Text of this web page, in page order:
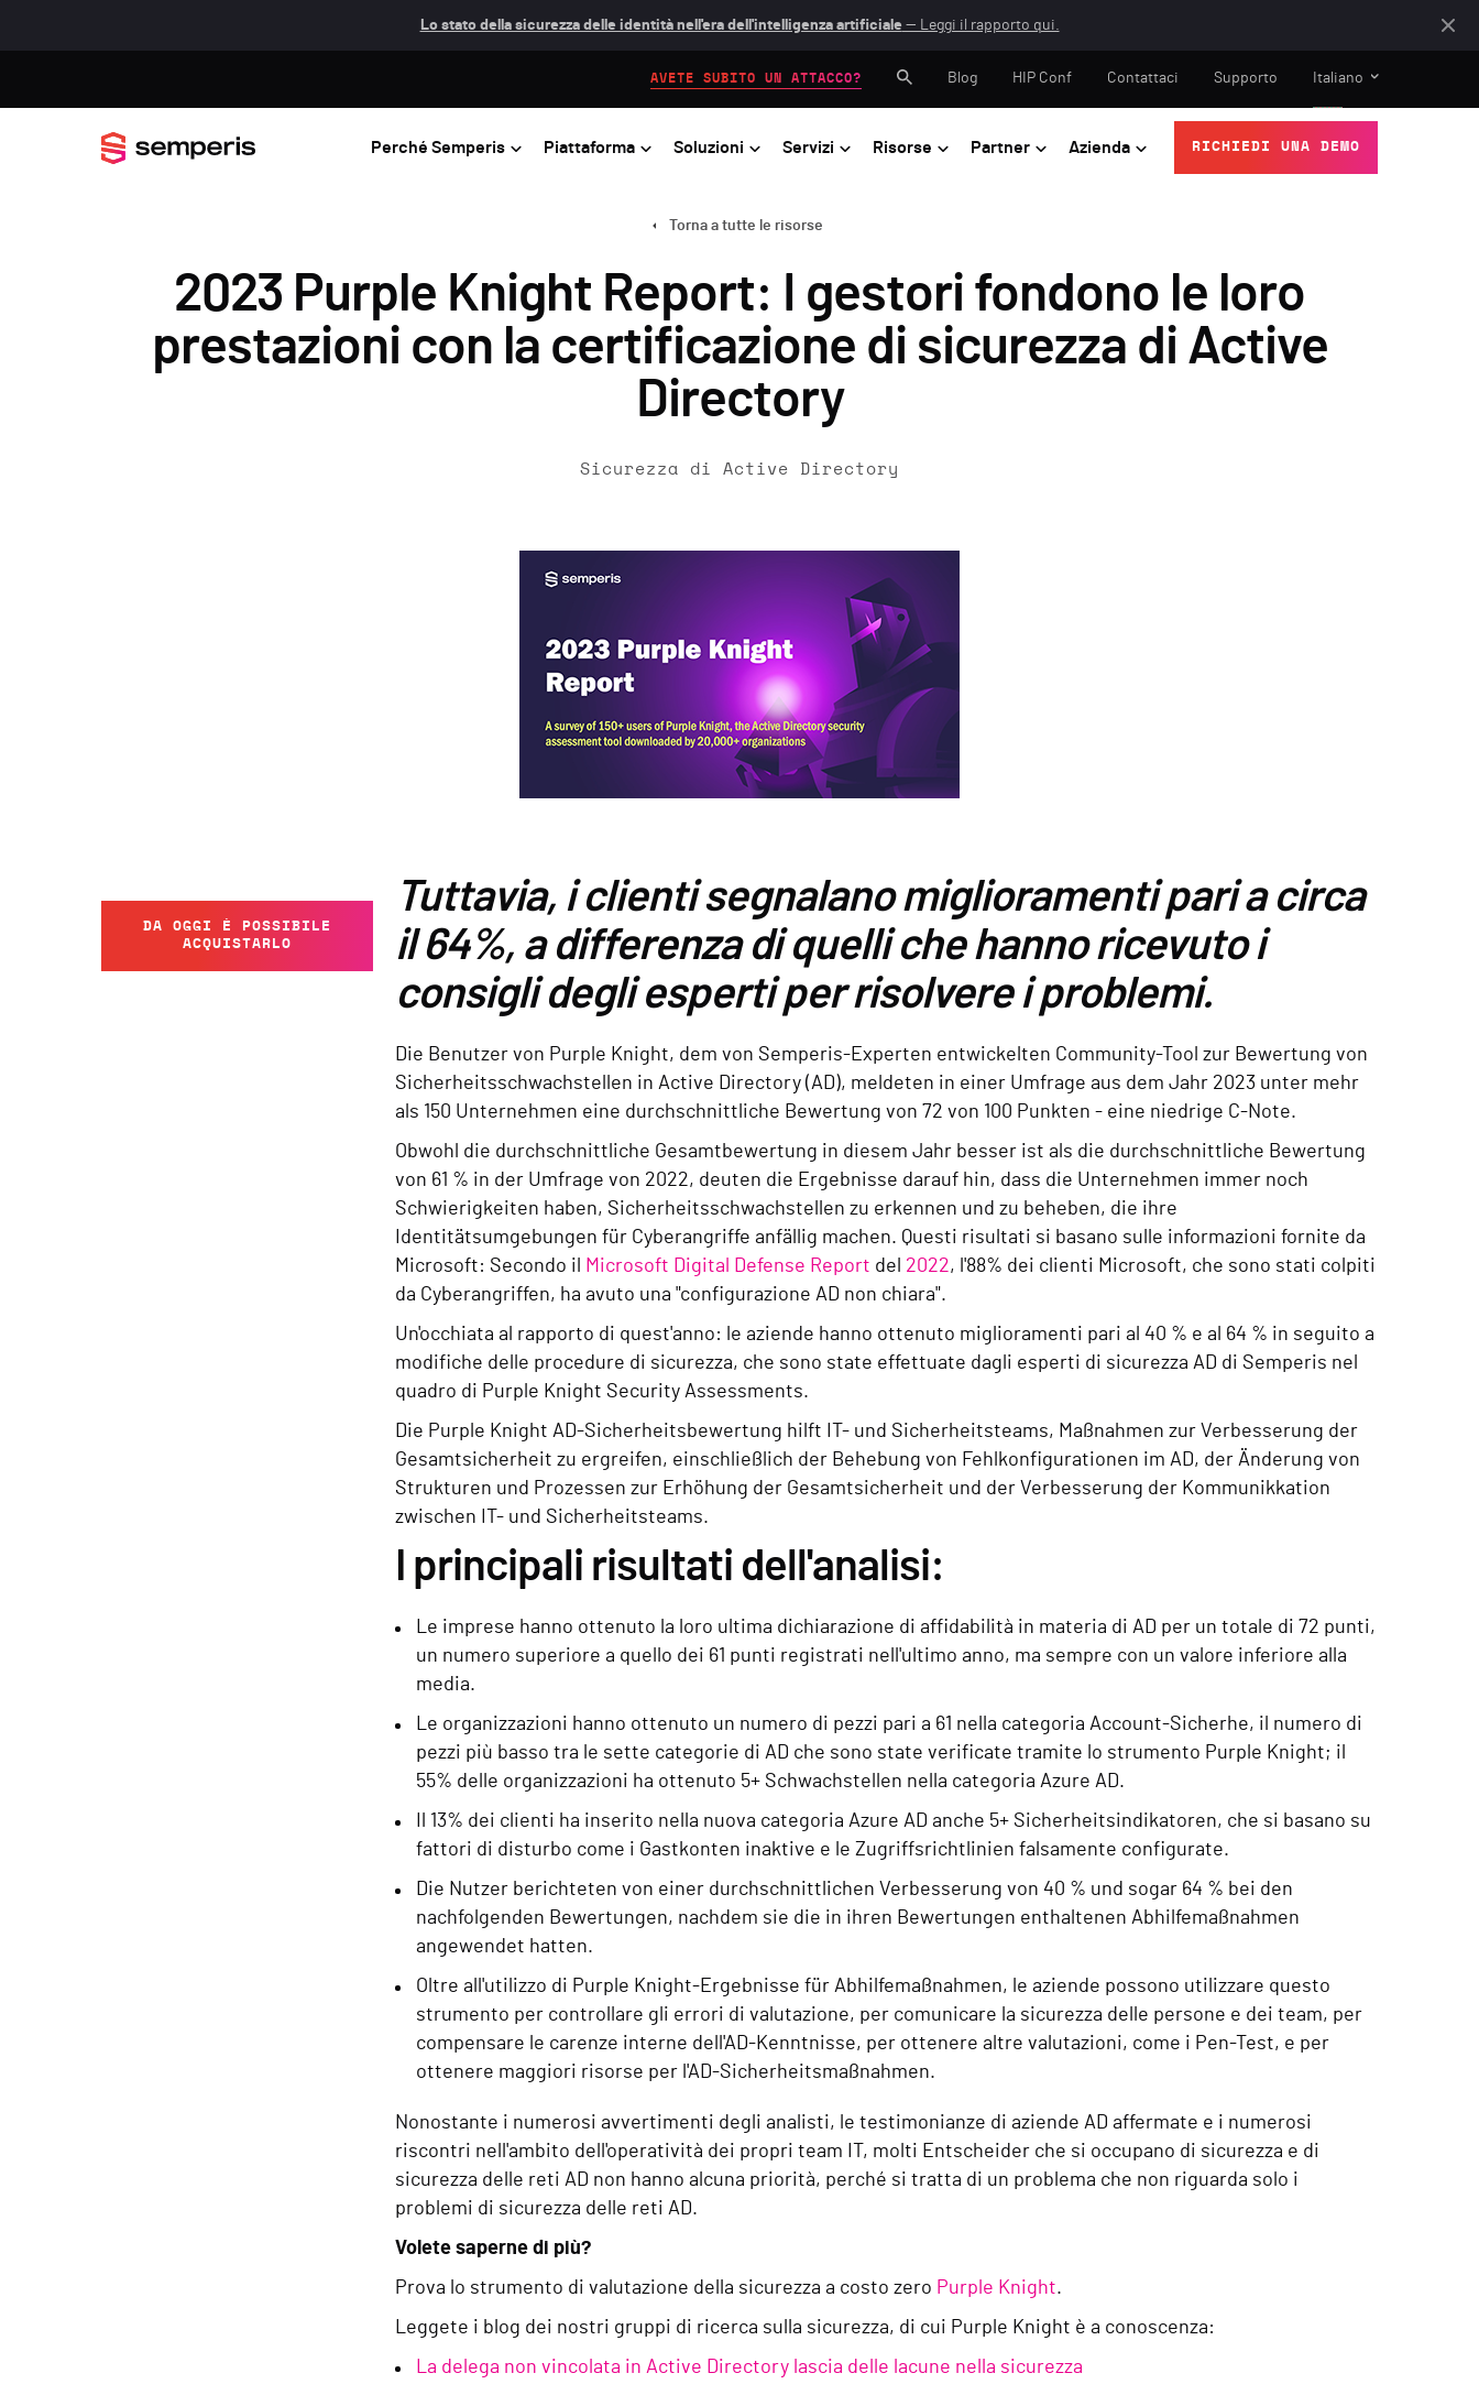
Lo stato della sicurezza delle identità nell'era dell'intelligenza artificiale — Leggi il rapporto qui.
Perché Semperis Piattaforma Soluzioni Servizi Risorse Partner Azienda RICHIEDI UNA DEMO
AVETE SUBITO UN ATTACCO? Blog HIP Conf Contattaci Supporto Italiano
Torna a tutte le risorse
2023 Purple Knight Report: I gestori fondono le loro
prestazioni con la certificazione di sicurezza di Active
Directory
Sicurezza di Active Directory
DA OGGI È POSSIBILE
ACQUISTARLO
Tuttavia, i clienti segnalano miglioramenti pari a circa
il 64%, a differenza di quelli che hanno ricevuto i
consigli degli esperti per risolvere i problemi.
Die Benutzer von Purple Knight, dem von Semperis-Experten entwickelten Community-Tool zur Bewertung von
Sicherheitsschwachstellen in Active Directory (AD), meldeten in einer Umfrage aus dem Jahr 2023 unter mehr
als 150 Unternehmen eine durchschnittliche Bewertung von 72 von 100 Punkten - eine niedrige C-Note.
Obwohl die durchschnittliche Gesamtbewertung in diesem Jahr besser ist als die durchschnittliche Bewertung
von 61 % in der Umfrage von 2022, deuten die Ergebnisse darauf hin, dass die Unternehmen immer noch
Schwierigkeiten haben, Sicherheitsschwachstellen zu erkennen und zu beheben, die ihre
Identitätsumgebungen für Cyberangriffe anfällig machen. Questi risultati si basano sulle informazioni fornite da
Microsoft: Secondo il
Microsoft Digital Defense Report del 2022, l'88% dei clienti Microsoft, che sono stati colpiti
da Cyberangriffen, ha avuto una "configurazione AD non chiara".
Un'occhiata al rapporto di quest'anno: le aziende hanno ottenuto miglioramenti pari al 40 % e al 64 % in seguito a
modifiche delle procedure di sicurezza, che sono state effettuate dagli esperti di sicurezza AD di Semperis nel
quadro di Purple Knight Security Assessments.
Die Purple Knight AD-Sicherheitsbewertung hilft IT- und Sicherheitsteams, Maßnahmen zur Verbesserung der
Gesamtsicherheit zu ergreifen, einschließlich der Behebung von Fehlkonfigurationen im AD, der Änderung von
Strukturen und Prozessen zur Erhöhung der Gesamtsicherheit und der Verbesserung der Kommunikkation
zwischen IT- und Sicherheitsteams.
I principali risultati dell'analisi:
Le imprese hanno ottenuto la loro ultima dichiarazione di affidabilità in materia di AD per un totale di 72 punti,
un numero superiore a quello dei 61 punti registrati nell'ultimo anno, ma sempre con un valore inferiore alla
media.
Le organizzazioni hanno ottenuto un numero di pezzi pari a 61 nella categoria Account-Sicherhe, il numero di
pezzi più basso tra le sette categorie di AD che sono state verificate tramite lo strumento Purple Knight; il
55% delle organizzazioni ha ottenuto 5+ Schwachstellen nella categoria Azure AD.
Il 13% dei clienti ha inserito nella nuova categoria Azure AD anche 5+ Sicherheitsindikatoren, che si basano su
fattori di disturbo come i Gastkonten inaktive e le Zugriffsrichtlinien falsamente configurate.
Die Nutzer berichteten von einer durchschnittlichen Verbesserung von 40 % und sogar 64 % bei den
nachfolgenden Bewertungen, nachdem sie die in ihren Bewertungen enthaltenen Abhilfemaßnahmen
angewendet hatten.
Oltre all'utilizzo di Purple Knight-Ergebnisse für Abhilfemaßnahmen, le aziende possono utilizzare questo
strumento per controllare gli errori di valutazione, per comunicare la sicurezza delle persone e dei team, per
compensare le carenze interne dell'AD-Kenntnisse, per ottenere altre valutazioni, come i Pen-Test, e per
ottenere maggiori risorse per l'AD-Sicherheitsmaßnahmen.
Nonostante i numerosi avvertimenti degli analisti, le testimonianze di aziende AD affermate e i numerosi
riscontri nell'ambito dell'operatività dei propri team IT, molti Entscheider che si occupano di sicurezza e di
sicurezza delle reti AD non hanno alcuna priorità, perché si tratta di un problema che non riguarda solo i
problemi di sicurezza delle reti AD.
Volete saperne di più?
Prova lo strumento di valutazione della sicurezza a costo zero Purple Knight.
Leggete i blog dei nostri gruppi di ricerca sulla sicurezza, di cui Purple Knight è a conoscenza:
La delega non vincolata in Active Directory lascia delle lacune nella sicurezza